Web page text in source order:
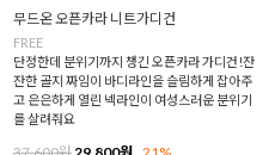
무드온 오픈카라 니트가디건
FREE
단정한데 분위기까지 챙긴 오픈카라 가디건!잔
잔한 골지 짜임이 바디라인을 슬림하게 잡아주
고 은은하게 열린 넥라인이 여성스러운 분위기
를 살려줘요